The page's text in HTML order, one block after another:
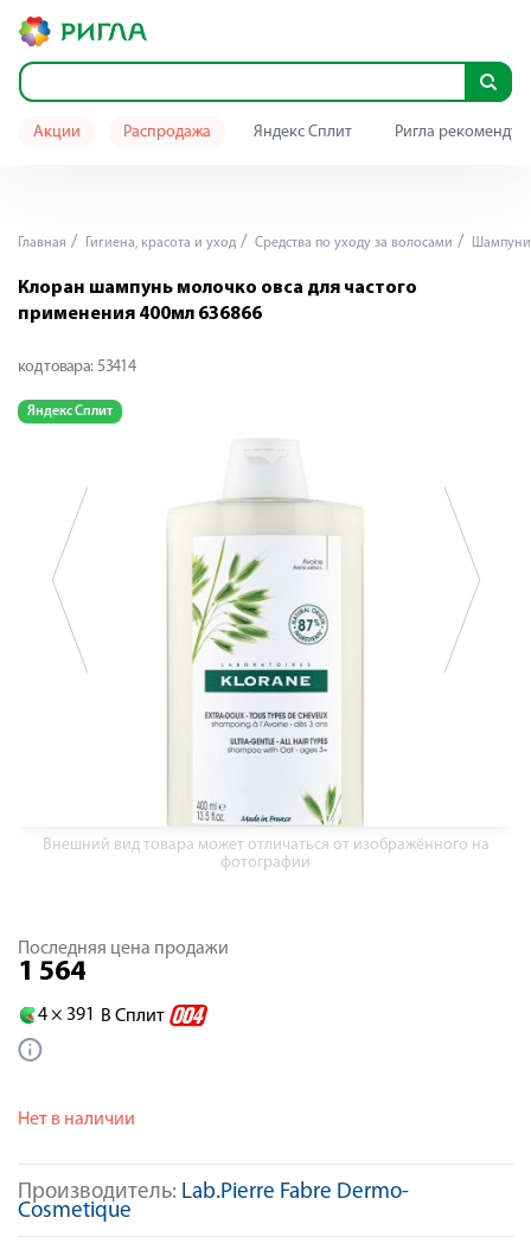
Акции Распродажа Яндекс Сплит Ригла
Главная Гигиена, красота и уход Средства по уходу за волосами Шампуни
Клоран шампунь молочко овса для частого
применения 400мл 636866
код товара: 53414
Яндекс Сплит
Внешний вид товара может отличаться от изображённого на
фотографии
Производитель: Lab.Pierre Fabre Dermo-
Cosmetique
Последняя цена продажи
1 564
4 × 391 В Сплит
Нет в наличии